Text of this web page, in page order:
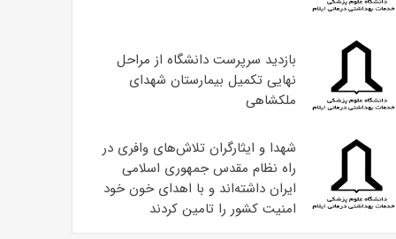
بازدید سرپرست دانشگاه از مراحل
نهایی تکمیل بیمارستان شهدای
ملکشاهی
شهدا و ایثارگران تلاش‌های وافری در
راه نظام مقدس جمهوری اسلامی
ایران داشته‌اند و با اهدای خون خود
امنیت کشور را تامین کردند